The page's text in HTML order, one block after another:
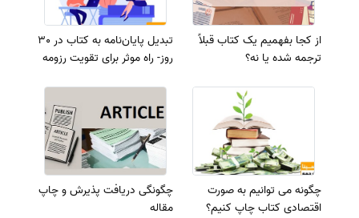
از کجا بفهمیم یک کتاب قبلاً
ترجمه شده یا نه؟
تبدیل پایان‌نامه به کتاب در 30
روز- راه موثر برای تقویت رزومه
چگونه می توانیم به صورت
اقتصادی کتاب چاپ کنیم؟
چگونگی دریافت پذیرش و چاپ
مقاله